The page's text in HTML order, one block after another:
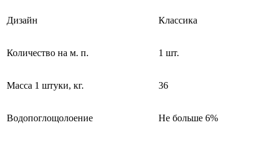
Дизайн Классика
Количество на м. п. 1 шт.
Масса 1 штуки, кг. 36
Водопоглощолоение Не больше 6%